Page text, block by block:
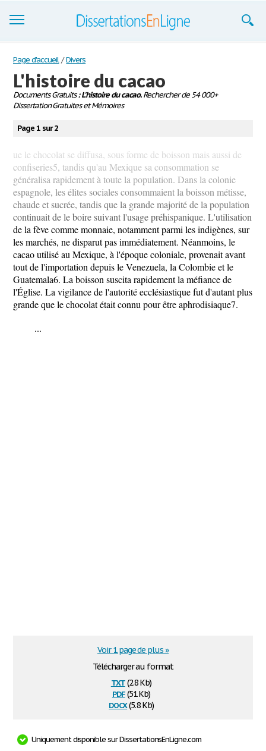
Dissertations
S'inscrire
Se connecter
Contactez-nous
Page d'accueil / Divers
L'histoire du cacao
Documents Gratuits: L'histoire du cacao.Rechercher de 54 000+
Dissertation Gratuites et Mémoires
Page 1 sur 2
ue le chocolat se diffusa, sous forme de boisson mais aussi de
confiseries5, tandis qu'au Mexique sa consommation se
généralisa rapidement à toute la population. Dans la colonie
espagnole, les élites sociales consommaient la boisson métisse,
chaude et sucrée, tandis que la grande majorité de la population
continuait de le boire suivant l'usage préhispanique. L'utilisation
de la fève comme monnaie, notamment parmi les indigènes, sur
les marchés, ne disparut pas immédiatement. Néanmoins, le
cacao utilisé au Mexique, à l'époque coloniale, provenait avant
tout de l'importation depuis le Venezuela, la Colombie et le
Guatemala6. La boisson suscita rapidement la méfiance de
l'Église. La vigilance de l'autorité ecclésiastique fut d'autant plus
grande que le chocolat était connu pour être aphrodisiaque7.
...
Télécharger au format
txt(2.8 Kb)
pdf(51 Kb)
docx(5.8 Kb)
Voir 1 page de plus »
Uniquement disponible sur DissertationsEnLigne.com